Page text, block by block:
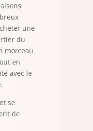
une
du
morceau
en
avec le
se
de